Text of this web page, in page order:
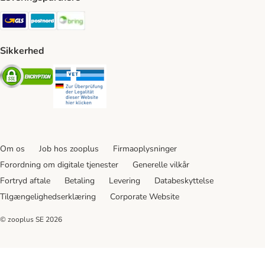
GLS Shipping Method
Postnord Shipping Method
Sikkerhed
Security
Om os Job hos zooplus
Firmaoplysninger
Forordning om digitale tjenester
Generelle vilkår
Fortryd aftale
Betaling Levering
Databeskyttelse
Tilgængelighedserklæring
Corporate Website
© zooplus SE 2026